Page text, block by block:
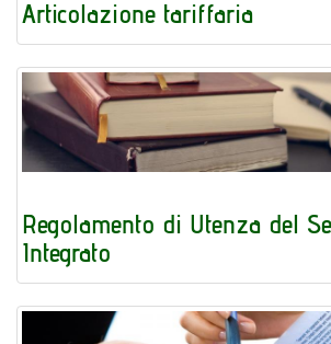
Articolazione tariffaria
Regolamento di Utenza del
Integrato